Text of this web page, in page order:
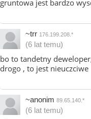
gruntowa jest bardzo
~trr 176.199.208.*
(6 lat temu)
bo to tandetny
drogo , to jest nieuczciwe
~anonim 89.65.140.*
(6 lat temu)